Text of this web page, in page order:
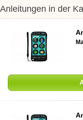
Anleitungen in der